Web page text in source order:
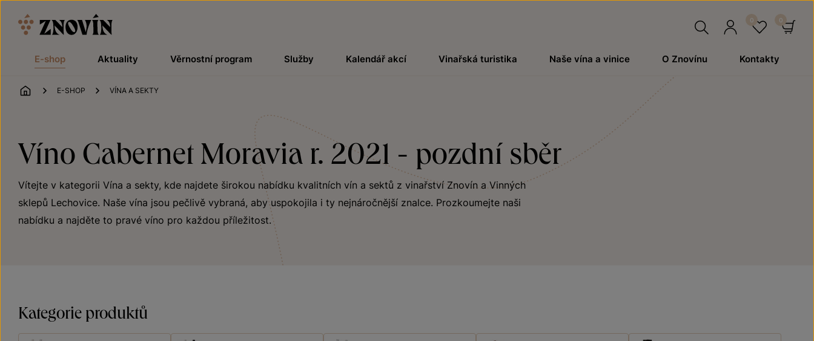
E-shop Aktuality Věrnostní program Služby Kalendář akcí Vinařská turistika Naše vína a vinice O Znovínu Kontakty
ÚVOD
E-SHOP VÍNA A SEKTY
Víno Cabernet Moravia r. 2021 - pozdní sběr
Vítejte v kategorii Vína a sekty, kde najdete širokou nabídku kvalitních vín a sektů z vinařství Znovín a Vinných
sklepů Lechovice. Naše vína jsou pečlivě vybraná, aby uspokojila i ty nejnáročnější znalce. Prozkoumejte naši
nabídku a najděte to pravé víno pro každou příležitost.
Kategorie produktů